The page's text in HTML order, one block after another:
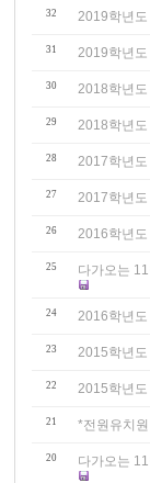
32 2019학년도
31 2019학년도
30 2018학년도
29 2018학년도
28 2017학년도
27 2017학년도
26 2016학년도
25 다가오는
24 2016학년도
23 2015학년도
22 2015학년도
21 *전원유치
20 다가오는